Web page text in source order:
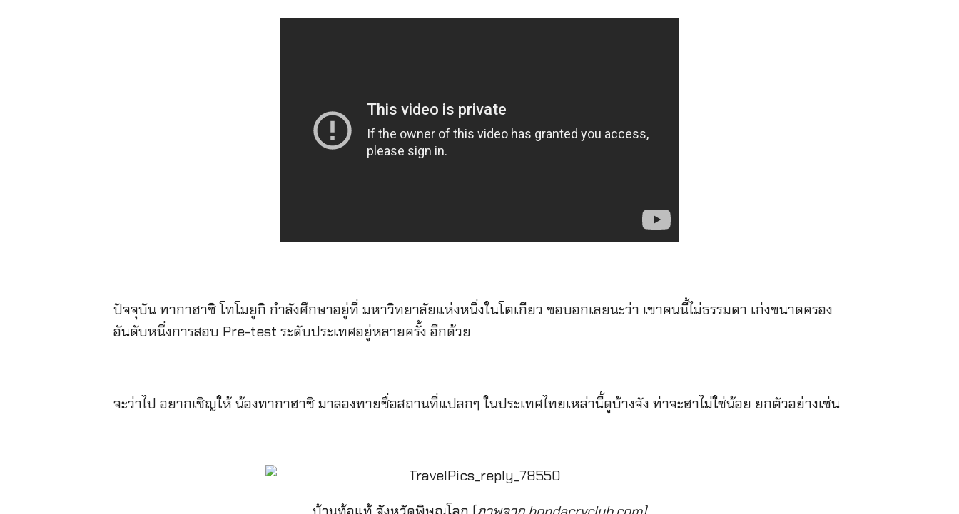
ปัจจุบัน ทากาฮาชิ โทโมยูกิ กำลังศึกษาอยู่ที่ มหาวิทยาลัยแห่งหนึ่งในโตเกียว ขอบอกเลยนะว่า เขาคนนี้ไม่ธรรมดา เก่งขนาดครอง
อันดับหนึ่งการสอบ Pre-test ระดับประเทศอยู่หลายครั้ง อีกด้วย
จะว่าไป อยากเชิญให้ น้องทากาฮาชิ มาลองทายชื่อสถานที่แปลกๆ ในประเทศไทยเหล่านี้ดูบ้างจัง ท่าจะฮาไม่ใช่น้อย ยกตัวอย่างเช่น